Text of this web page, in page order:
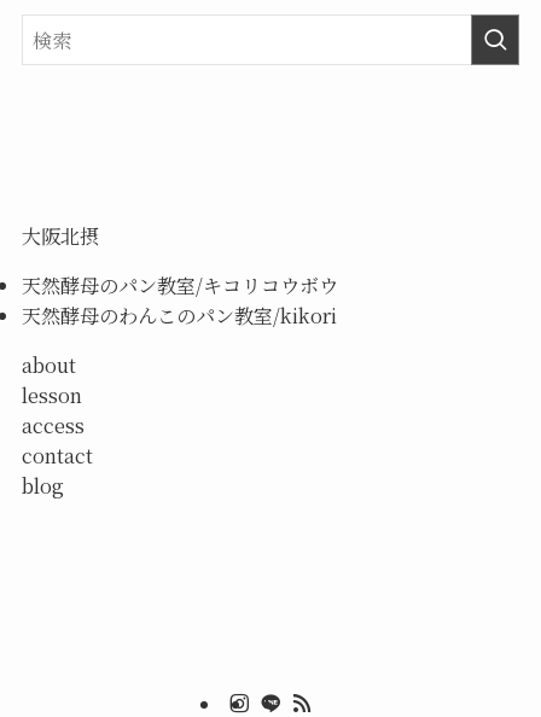
大阪北摂
天然酵母のパン教室/キコリコウボウ
天然酵母のわんこのパン教室/kikori
about
lesson
access
contact
blog